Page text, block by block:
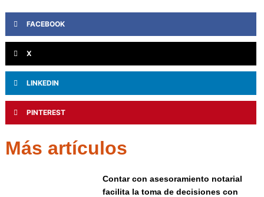
FACEBOOK
X
LINKEDIN
PINTEREST
Más artículos
Contar con asesoramiento notarial
facilita la toma de decisiones con